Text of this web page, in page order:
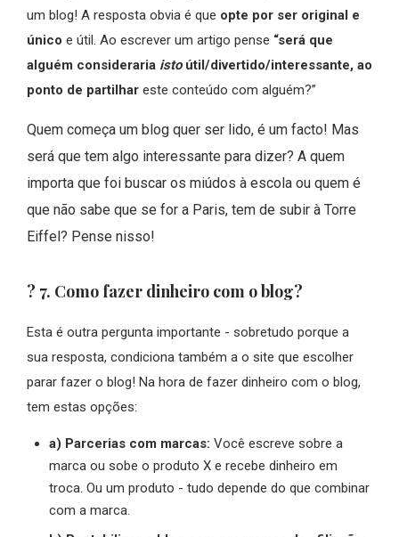
um blog! A resposta obvia é que opte por ser original e
único e útil. Ao escrever um artigo pense “será que
alguém consideraria istoútil/divertido/interessante, ao
ponto de partilhar este conteúdo com alguém?”
Quem começa um blog quer ser lido, é um facto! Mas
será que tem algo interessante para dizer? A quem
importa que foi buscar os miúdos à escola ou quem é
que não sabe que se for a Paris, tem de subir à Torre
Eiffel? Pense nisso!
? 7. Como fazer dinheiro com o blog?
Esta é outra pergunta importante - sobretudo porque a
sua resposta, condiciona também a o site que escolher
parar fazer o blog! Na hora de fazer dinheiro com o blog,
tem estas opções:
a) Parcerias com marcas: Você escreve sobre a
marca ou sobe o produto X e recebe dinheiro em
troca. Ou um produto - tudo depende do que combinar
com a marca.